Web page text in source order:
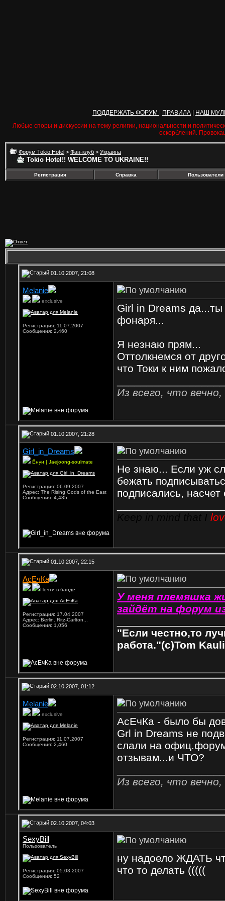
ПОДДЕРЖАТЬ ФОРУМ ПРАВИЛА
НАШ
Любые споры и дискуссии на тему религии, национальности и
оскорблений.
Форум Tokio Hotel > Фан-клуб > Украина
Tokio Hotel!! WELCOME TO UKRAINE!!
Регистрация Справка Пользователи
01.10.2007, 21:08
Mеlanie
exclusive
Регистрация: 11.07.2007
Сообщения: 2,460
Girl in Dreams
фонаря...
Я незнаю прям...
Оттолкнемся от
что Токи к ним
Из всего, что
01.10.2007, 21:28
Girl_in_Dreams
Ёнун | Jaejoong-soulmate
Регистрация: 06.09.2007
Адрес: The Rising Gods of the East
Сообщения: 4,435
Не знаю... Если уж
бежать
подписались,
Keep in mind that I
01.10.2007, 22:15
АсЕчКа
Почти в банде
Регистрация: 17.04.2007
Адрес: Berlin. Ritz-Carlton...
Сообщения: 1,056
У меня племяшка
зайдёт на форум
"Если честно,то
работа."(с)Tom
02.10.2007, 01:12
Mеlanie
exclusive
Регистрация: 11.07.2007
Сообщения: 2,460
АсЕчКа - было бы
Grl in Dreams не
слали на
отзывам...и ЧТО?
Из всего, что
02.10.2007, 04:03
SexyBill
Пользователь
Регистрация: 05.03.2007
Сообщения: 52
ну надоело ЖДАТЬ
что то делать (((((